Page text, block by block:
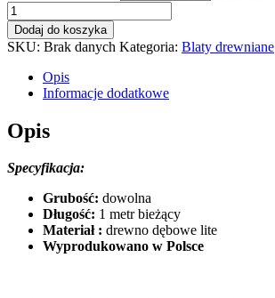
18,00 zł
do
190,00 zł
ilość
Kantówka
strugana
dębowa
legar
Dodaj do koszyka
SKU: Brak danych Kategoria: Blaty drewniane
Opis
Informacje dodatkowe
Opis
Specyfikacja:
Grubość: dowolna
Długość: 1 metr bieżący
Materiał : drewno dębowe lite
Wyprodukowano w Polsce